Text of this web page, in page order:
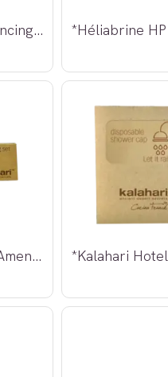
*Héliabrine Balancing Lotion
*Kalahari Hotel Amenities Barbersett